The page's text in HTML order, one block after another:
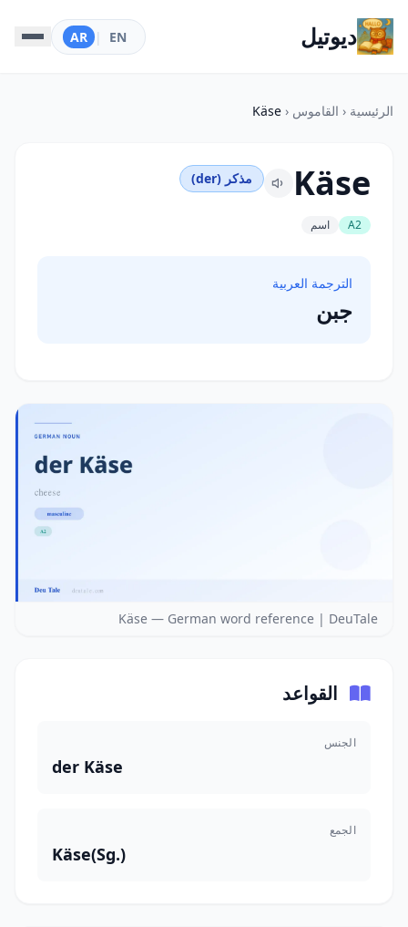
ديوتيل EN
|
AR
الرئيسية ‹ القاموس ‹
Käse
Käse مذكر (der)
A2 اسم
الترجمة العربية
جبن
Käse — German word reference | DeuTale
القواعد
الجنس
der Käse
الجمع
Käse(Sg.)